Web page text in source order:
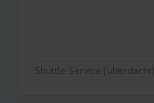
Gepäcks bei der
Shuttle-Service (überdacht)